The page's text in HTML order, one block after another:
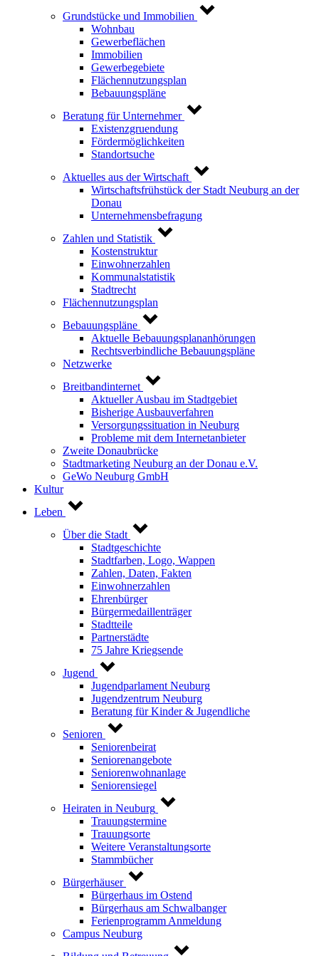
Grundstücke und Immobilien
Wohnbau
Gewerbeflächen
Immobilien
Gewerbegebiete
Flächennutzungsplan
Bebauungspläne
Beratung für Unternehmer
Existenzgruendung
Fördermöglichkeiten
Standortsuche
Aktuelles aus der Wirtschaft
Wirtschaftsfrühstück der Stadt Neuburg an der
Donau
Unternehmensbefragung
Zahlen und Statistik
Kostenstruktur
Einwohnerzahlen
Kommunalstatistik
Stadtrecht
Flächennutzungsplan
Bebauungspläne
Aktuelle Bebauungsplananhörungen
Rechtsverbindliche Bebauungspläne
Netzwerke
Breitbandinternet
Aktueller Ausbau im Stadtgebiet
Bisherige Ausbauverfahren
Versorgungssituation in Neuburg
Probleme mit dem Internetanbieter
Zweite Donaubrücke
Stadtmarketing Neuburg an der Donau e.V.
GeWo Neuburg GmbH
Kultur
Leben
Über die Stadt
Stadtgeschichte
Stadtfarben, Logo, Wappen
Zahlen, Daten, Fakten
Einwohnerzahlen
Ehrenbürger
Bürgermedaillenträger
Stadtteile
Partnerstädte
75 Jahre Kriegsende
Jugend
Jugendparlament Neuburg
Jugendzentrum Neuburg
Beratung für Kinder & Jugendliche
Senioren
Seniorenbeirat
Seniorenangebote
Seniorenwohnanlage
Seniorensiegel
Heiraten in Neuburg
Trauungstermine
Trauungsorte
Weitere Veranstaltungsorte
Stammbücher
Bürgerhäuser
Bürgerhaus im Ostend
Bürgerhaus am Schwalbanger
Ferienprogramm Anmeldung
Campus Neuburg